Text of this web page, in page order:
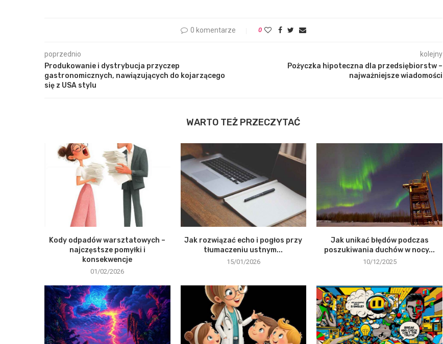
0 komentarze 0
poprzednio
Produkowanie i dystrybucja przyczep
gastronomicznych, nawiązujących do kojarzącego
się z USA stylu
kolejny
Pożyczka hipoteczna dla przedsiębiorstw –
najważniejsze wiadomości
WARTO TEŻ PRZECZYTAĆ
Kody odpadów warsztatowych –
najczęstsze pomyłki i
konsekwencje
01/02/2026
Jak rozwiązać echo i pogłos przy
tłumaczeniu ustnym...
15/01/2026
Jak unikać błędów podczas
poszukiwania duchów w nocy...
10/12/2025